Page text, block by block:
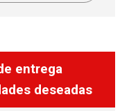
entrega
deseadas